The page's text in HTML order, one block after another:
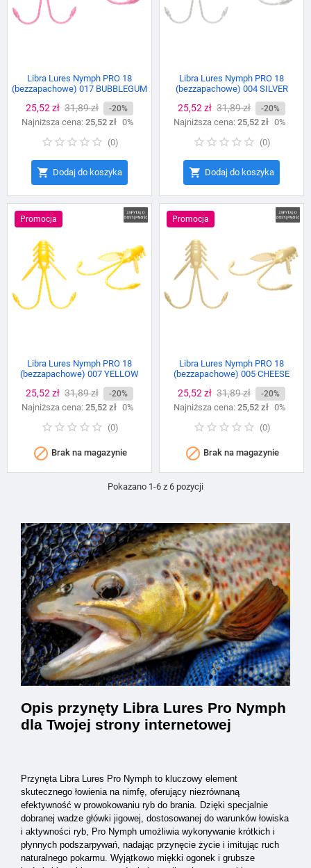
Libra Lures Nymph PRO 18
(bezzapachowe) 017 BUBBLEGUM
Cena
25,52 zł Cena
podstawowa
31,89 zł -20%
Najniższa cena: 25,52 zł 0%
(0)
 Dodaj do koszyka
Libra Lures Nymph PRO 18
(bezzapachowe) 004 SILVER
Cena
25,52 zł Cena
podstawowa
31,89 zł -20%
Najniższa cena: 25,52 zł 0%
(0)
 Dodaj do koszyka
Promocja
Libra Lures Nymph PRO 18
(bezzapachowe) 007 YELLOW
Cena
25,52 zł Cena
podstawowa
31,89 zł -20%
Najniższa cena: 25,52 zł 0%
(0)
 Brak na magazynie
Promocja
Libra Lures Nymph PRO 18
(bezzapachowe) 005 CHEESE
Cena
25,52 zł Cena
podstawowa
31,89 zł -20%
Najniższa cena: 25,52 zł 0%
(0)
 Brak na magazynie
Pokazano 1-6 z 6 pozycji
Opis przynęty Libra Lures Pro Nymph
dla Twojej strony internetowej
Przynęta Libra Lures Pro Nymph to kluczowy element
skutecznego łowienia na nimfę, oferujący niezrównaną
efektywność w prowokowaniu ryb do brania. Dzięki specjalnie
dobranej wadze główki jigowej, dostosowanej do warunków łowiska
i aktywności ryb, Pro Nymph umożliwia wykonywanie krótkich i
płynnych podszarpywań, nadając przynęcie życie i imitując ruch
naturalnego pokarmu. Wyjątkowo miękki ogonek i grubsze